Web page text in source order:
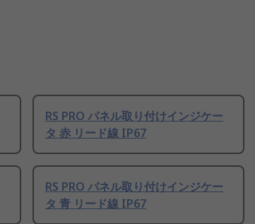
RS PRO パネル取り付けインジケー
タ 赤 リード線 IP67
RS PRO パネル取り付けインジケー
タ 青 リード線 IP67